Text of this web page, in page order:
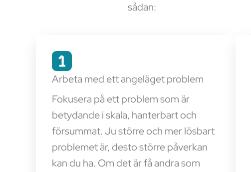
sådan:
Arbeta med ett angeläget problem
Fokusera på ett problem som är
betydande i skala, hanterbart och
försummat. Ju större och mer lösbart
problemet är, desto större påverkan
kan du ha. Om det är få andra som